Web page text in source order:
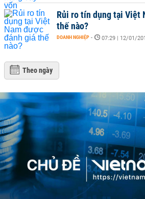
Rủi ro tín dụng tại Việt
thế nào?
DOANH NGHIỆP - 07:29 | 12/01/
Theo ngày